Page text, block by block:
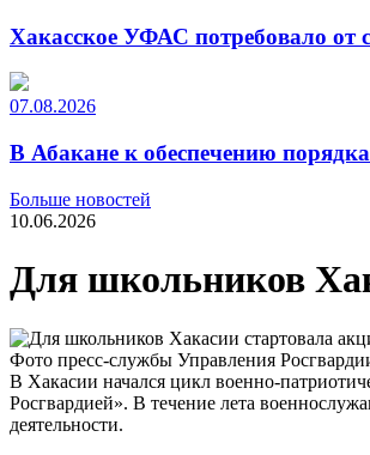
Хакасское УФАС потребовало от
07.08.2026
В Абакане к обеспечению
Больше новостей
10.06.2026
Для школьников
Фото пресс-службы Управления
В Хакасии начался цикл военно-
Росгвардией». В течение лета
деятельности.